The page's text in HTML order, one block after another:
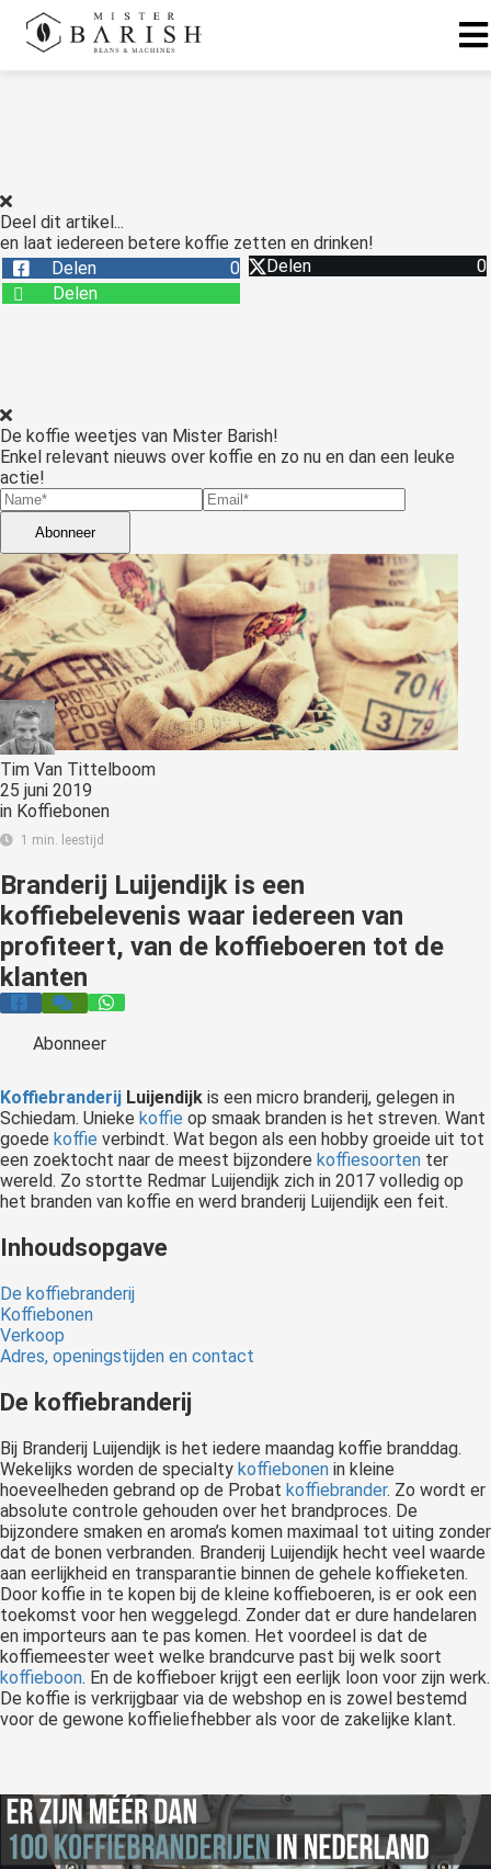
Deel dit artikel...
en laat iedereen betere koffie zetten en drinken!
Delen
0 Delen
0
Delen
De koffie weetjes van Mister Barish!
Enkel relevant nieuws over koffie en zo nu en dan een leuke
actie!
Abonneer
Tim Van Tittelboom
25 juni 2019
in Koffiebonen
1 min. leestijd
Branderij Luijendijk is een
koffiebelevenis waar iedereen van
profiteert, van de koffieboeren tot de
klanten
Abonneer
Koffiebranderij Luijendijk is een micro branderij, gelegen in
Schiedam. Unieke koffie op smaak branden is het streven. Want
goede koffie verbindt. Wat begon als een hobby groeide uit tot
een zoektocht naar de meest bijzondere koffiesoorten ter
wereld. Zo stortte Redmar Luijendijk zich in 2017 volledig op
het branden van koffie en werd branderij Luijendijk een feit.
Inhoudsopgave
De koffiebranderij
Koffiebonen
Verkoop
Adres, openingstijden en contact
De koffiebranderij
Bij Branderij Luijendijk is het iedere maandag koffie branddag.
Wekelijks worden de specialty koffiebonen in kleine
hoeveelheden gebrand op de Probat koffiebrander. Zo wordt er
absolute controle gehouden over het brandproces. De
bijzondere smaken en aroma’s komen maximaal tot uiting zonder
dat de bonen verbranden. Branderij Luijendijk hecht veel waarde
aan eerlijkheid en transparantie binnen de gehele koffieketen.
Door koffie in te kopen bij de kleine koffieboeren, is er ook een
toekomst voor hen weggelegd. Zonder dat er dure handelaren
en importeurs aan te pas komen. Het voordeel is dat de
koffiemeester weet welke brandcurve past bij welk soort
koffieboon. En de koffieboer krijgt een eerlijk loon voor zijn werk.
De koffie is verkrijgbaar via de webshop en is zowel bestemd
voor de gewone koffieliefhebber als voor de zakelijke klant.
gebruikt
deze
kan de
worden
om
te
over
van
op
gebruikt
te
de
website-
van